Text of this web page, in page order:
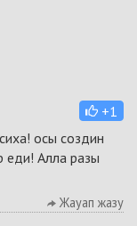
+1
осы создин
еди! Алла разы
Жауап жазу